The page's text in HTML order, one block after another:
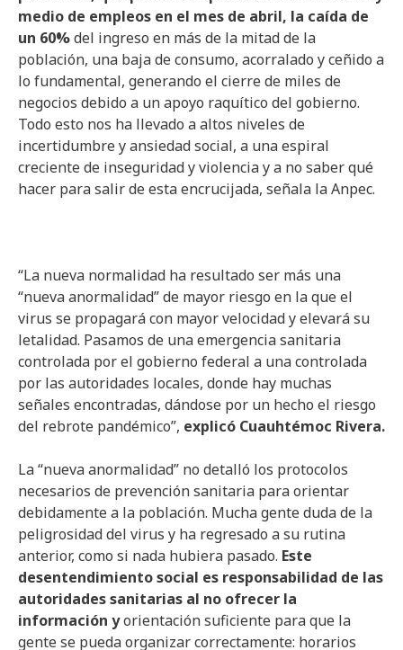
medio de empleos en el mes de abril, la caída de
un 60%del ingreso en más de la mitad de la
población, una baja de consumo, acorralado y ceñido a
lo fundamental, generando el cierre de miles de
negocios debido a un apoyo raquítico del gobierno.
Todo esto nos ha llevado a altos niveles de
incertidumbre y ansiedad social, a una espiral
creciente de inseguridad y violencia y a no saber qué
hacer para salir de esta encrucijada, señala la Anpec.
“La nueva normalidad ha resultado ser más una
“nueva anormalidad” de mayor riesgo en la que el
virus se propagará con mayor velocidad y elevará su
letalidad. Pasamos de una emergencia sanitaria
controlada por el gobierno federal a una controlada
por las autoridades locales, donde hay muchas
señales encontradas, dándose por un hecho el riesgo
del rebrote pandémico”, explicó Cuauhtémoc Rivera.
La “nueva anormalidad” no detalló los protocolos
necesarios de prevención sanitaria para orientar
debidamente a la población. Mucha gente duda de la
peligrosidad del virus y ha regresado a su rutina
anterior, como si nada hubiera pasado. Este
desentendimiento social es responsabilidad de las
autoridades sanitarias al no ofrecer la
información yorientación suficiente para que la
gente se pueda organizar correctamente: horarios